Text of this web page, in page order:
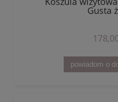
Gusta
powiadom o